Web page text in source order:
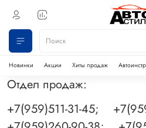
Новинки Акции Хиты продаж
Отдел продаж:
+7(959)511-31-45;